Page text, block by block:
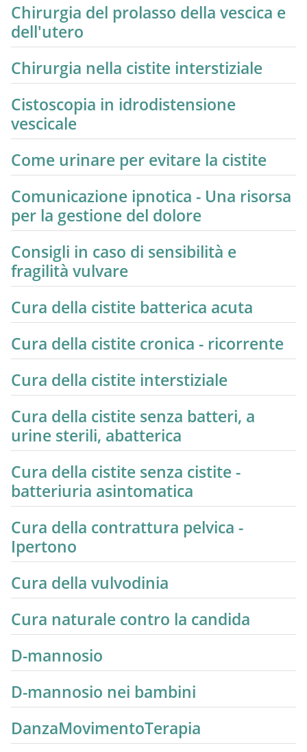
Chirurgia del prolasso della vescica e
dell'utero
Chirurgia nella cistite interstiziale
Cistoscopia in idrodistensione
vescicale
Come urinare per evitare la cistite
Comunicazione ipnotica - Una risorsa
per la gestione del dolore
Consigli in caso di sensibilità e
fragilità vulvare
Cura della cistite batterica acuta
Cura della cistite cronica - ricorrente
Cura della cistite interstiziale
Cura della cistite senza batteri, a
urine sterili, abatterica
Cura della cistite senza cistite -
batteriuria asintomatica
Cura della contrattura pelvica -
Ipertono
Cura della vulvodinia
Cura naturale contro la candida
D-mannosio
D-mannosio nei bambini
DanzaMovimentoTerapia